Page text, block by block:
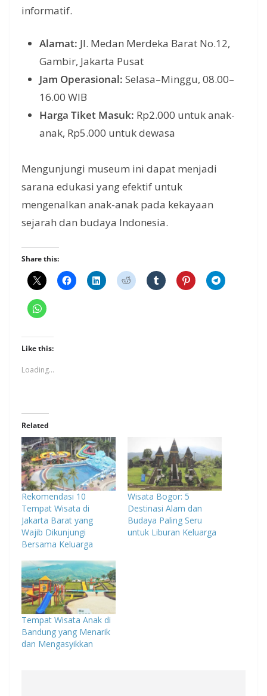
informatif.
Alamat: Jl. Medan Merdeka Barat No.12,
Gambir, Jakarta Pusat
Jam Operasional: Selasa–Minggu, 08.00–
16.00 WIB
Harga Tiket Masuk: Rp2.000 untuk anak-
anak, Rp5.000 untuk dewasa
Mengunjungi museum ini dapat menjadi
sarana edukasi yang efektif untuk
mengenalkan anak-anak pada kekayaan
sejarah dan budaya Indonesia.
Share this:
Like this:
Loading...
Related
Rekomendasi 10
Tempat Wisata di
Jakarta Barat yang
Wajib Dikunjungi
Bersama Keluarga
Wisata Bogor: 5
Destinasi Alam dan
Budaya Paling Seru
untuk Liburan Keluarga
Tempat Wisata Anak di
Bandung yang Menarik
dan Mengasyikkan